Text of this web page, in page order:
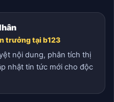
trưởng tại b123
nội dung, phân tích thị
nhật tin tức mới cho độc